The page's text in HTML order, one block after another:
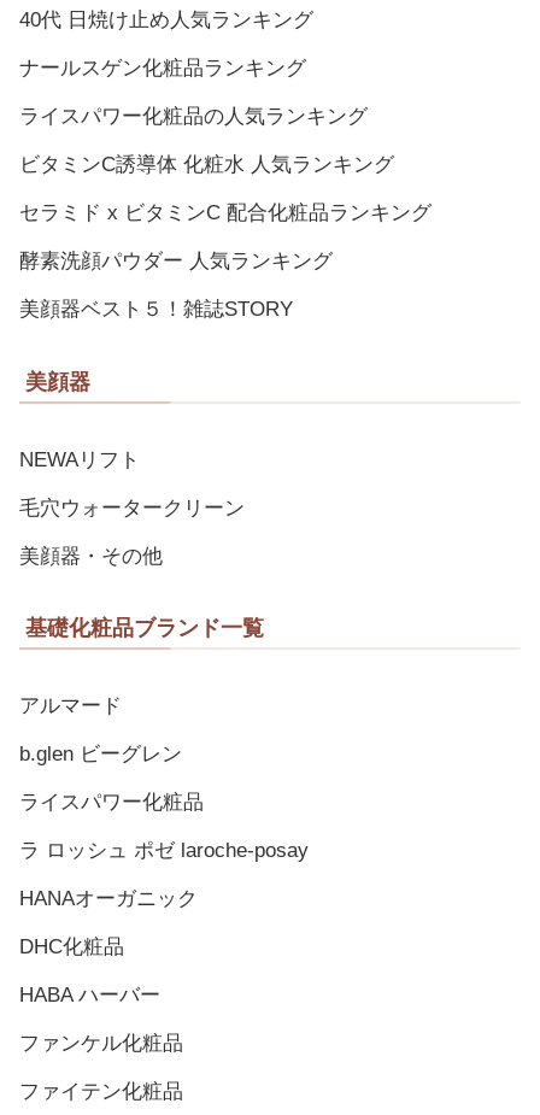
40代 日焼け止め人気ランキング
ナールスゲン化粧品ランキング
ライスパワー化粧品の人気ランキング
ビタミンC誘導体 化粧水 人気ランキング
セラミド x ビタミンC 配合化粧品ランキング
酵素洗顔パウダー 人気ランキング
美顔器ベスト５！雑誌STORY
美顔器
NEWAリフト
毛穴ウォータークリーン
美顔器・その他
基礎化粧品ブランド一覧
アルマード
b.glen ビーグレン
ライスパワー化粧品
ラ ロッシュ ポゼ laroche-posay
HANAオーガニック
DHC化粧品
HABA ハーバー
ファンケル化粧品
ファイテン化粧品